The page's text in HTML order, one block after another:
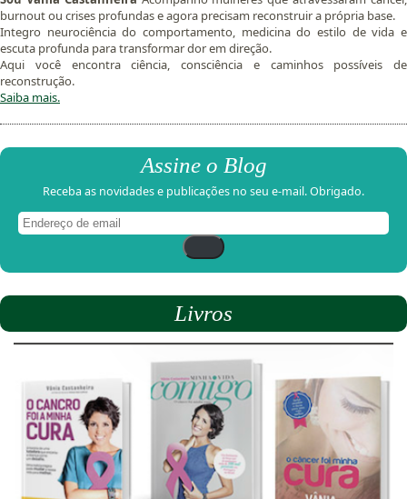
burnout ou crises profundas e agora precisam reconstruir a própria base.
Integro neurociência do comportamento, medicina do estilo de vida e
escuta profunda para transformar dor em direção.
Aqui você encontra ciência, consciência e caminhos possíveis de
reconstrução.
Saiba mais.
Assine o Blog
Receba as novidades e publicações no seu e-mail. Obrigado.
de
email
Livros